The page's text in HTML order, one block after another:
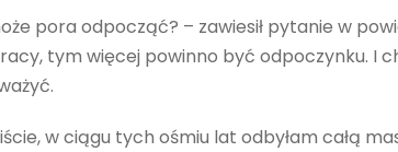
pora odpocząć? – zawiesił pytanie w
tym więcej powinno być odpoczynku. I
w ciągu tych ośmiu lat odbyłam całą